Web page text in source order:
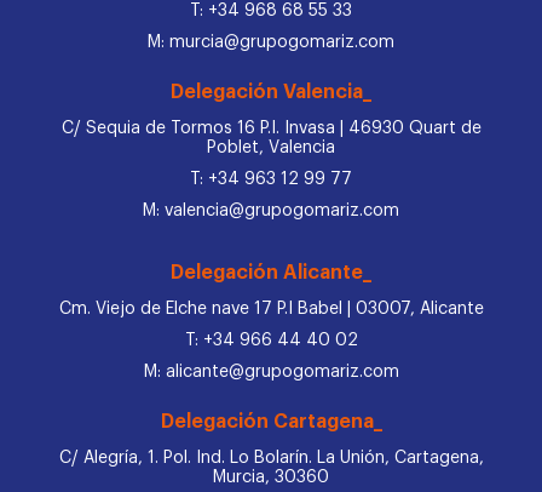
T: +34 968 68 55 33
M: murcia@grupogomariz.com
Delegación Valencia_
C/ Sequia de Tormos 16 P.I. Invasa | 46930 Quart de
Poblet, Valencia
T: +34 963 12 99 77
M: valencia@grupogomariz.com
Delegación Alicante_
Cm. Viejo de Elche nave 17 P.I Babel | 03007, Alicante
T: +34 966 44 40 02
M: alicante@grupogomariz.com
Delegación Cartagena_
C/ Alegría, 1. Pol. Ind. Lo Bolarín. La Unión, Cartagena,
Murcia, 30360